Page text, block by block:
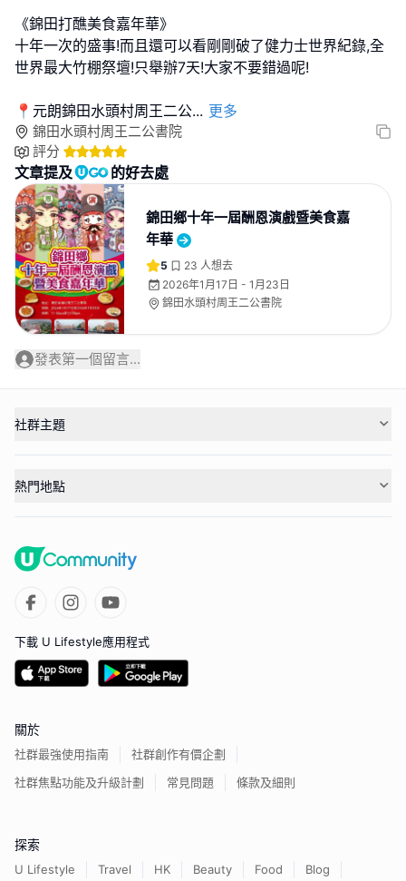
《錦田打醮美食嘉年華》
十年一次的盛事!而且還可以看剛剛破了健力士世界紀錄,全
世界最大竹棚祭壇!只舉辦7天!大家不要錯過呢!
📍元朗錦田水頭村周王二公... 更多
錦田水頭村周王二公書院
評分
文章提及 的好去處
錦田鄉十年一屆酬恩演戲暨美食嘉
年華
5 23 人想去
2026年1月17日 - 1月23日
錦田水頭村周王二公書院
發表第一個留言...
社群主題
熱門地點
下載 U Lifestyle應用程式
關於
社群最強使用指南
社群創作有價企劃
社群焦點功能及升級計劃
常見問題 條款及細則
探索
U Lifestyle Travel HK Beauty Food Blog